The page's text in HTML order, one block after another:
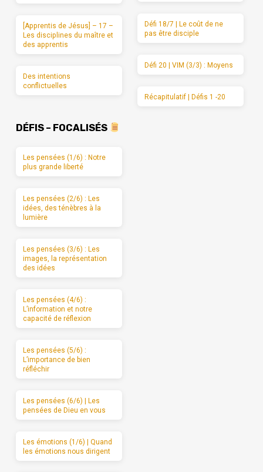
[Apprentis de Jésus] – 17 –
Les disciplines du maître et
des apprentis
Des intentions
conflictuelles
Défi 18/7 | Le coût de ne
pas être disciple
Défi 20 | VIM (3/3) : Moyens
Récapitulatif | Défis 1 -20
DÉFIS – FOCALISÉS
Les pensées (1/6) : Notre
plus grande liberté
Les pensées (2/6) : Les
idées, des ténèbres à la
lumière
Les pensées (3/6) : Les
images, la représentation
des idées
Les pensées (4/6) :
L’information et notre
capacité de réflexion
Les pensées (5/6) :
L’importance de bien
réfléchir
Les pensées (6/6) | Les
pensées de Dieu en vous
Les émotions (1/6) | Quand
les émotions nous dirigent